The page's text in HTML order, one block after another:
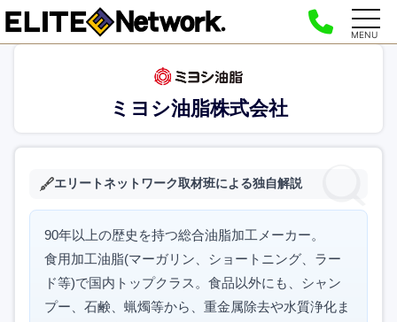
MENU
ミヨシ油脂株式会社
エリートネットワーク取材班による独自解説
90年以上の歴史を持つ総合油脂加工メーカー。
食用加工油脂(マーガリン、ショートニング、ラー
ド等)で国内トップクラス。食品以外にも、シャン
プー、石鹸、蝋燭等から、重金属除去や水質浄化ま